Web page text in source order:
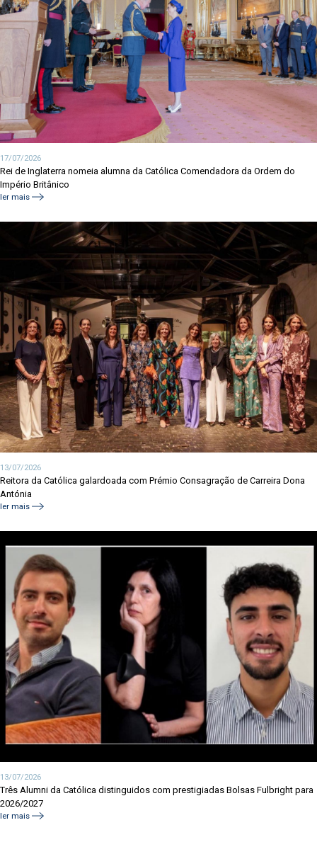
17/07/2026
Rei de Inglaterra nomeia alumna da Católica Comendadora da Ordem do
Império Britânico
ler mais
13/07/2026
Reitora da Católica galardoada com Prémio Consagração de Carreira Dona
Antónia
ler mais
13/07/2026
Três Alumni da Católica distinguidos com prestigiadas Bolsas Fulbright para
2026/2027
ler mais